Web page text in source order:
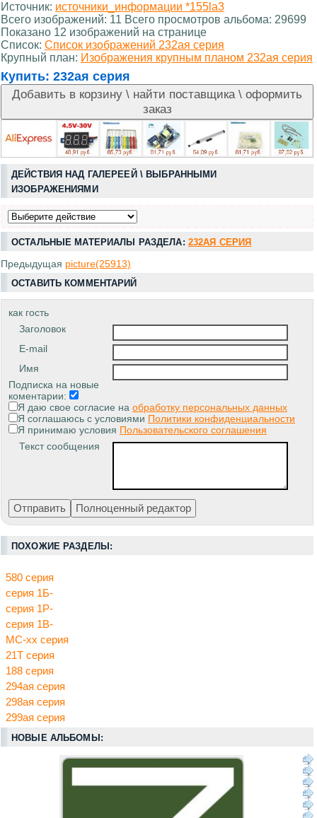
Источник: источники_информации *155la3
Всего изображений: 11 Всего просмотров альбома: 29699
Показано 12 изображений на странице
Список: Список изображений 232ая серия
Крупный план: Изображения крупным планом 232ая серия
Купить: 232ая серия
ДЕЙСТВИЯ НАД ГАЛЕРЕЕЙ \ ВЫБРАННЫМИ
ИЗОБРАЖЕНИЯМИ
ОСТАЛЬНЫЕ МАТЕРИАЛЫ РАЗДЕЛА: 232АЯ СЕРИЯ
Предыдущая picture(25913)
ОСТАВИТЬ КОММЕНТАРИЙ
как гость
Заголовок
E-mail
Имя
Подписка на новые
коментарии:
Я даю свое согласие на обработку персональных данных
Я соглашаюсь с условиями Политики конфиденциальности
Я принимаю условия Пользовательского соглашения
Текст сообщения
ПОХОЖИЕ РАЗДЕЛЫ:
580 серия
серия 1Б-
серия 1Р-
серия 1В-
МС-хх серия
21Т серия
188 серия
294ая серия
298ая серия
299ая серия
НОВЫЕ АЛЬБОМЫ: